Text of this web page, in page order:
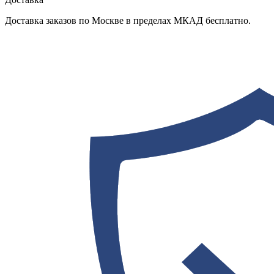
Доставка заказов по Москве в пределах МКАД бесплатно.